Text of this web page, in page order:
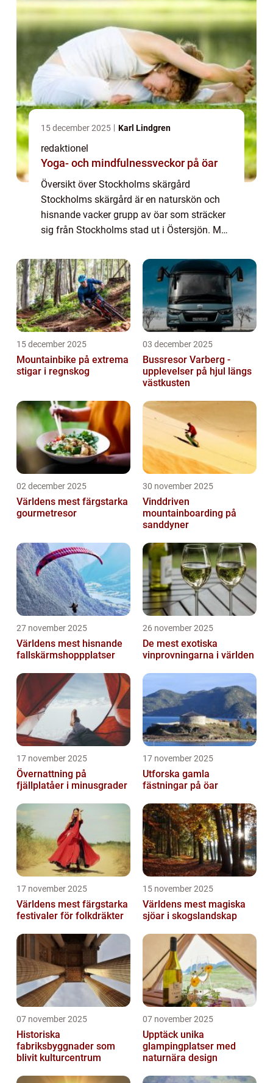
15 december 2025 Karl Lindgren
redaktionel
Yoga- och mindfulnessveckor på öar
Översikt över Stockholms skärgård
Stockholms skärgård är en naturskön och
hisnande vacker grupp av öar som sträcker
sig från Stockholms stad ut i Östersjön. Med
skärgården en unik naturmiljö som har blivit
ett ...
15 december 2025
Mountainbike på extrema
stigar i regnskog
03 december 2025
Bussresor Varberg -
upplevelser på hjul längs
västkusten
02 december 2025
Världens mest färgstarka
gourmetresor
30 november 2025
Vinddriven
mountainboarding på
sanddyner
27 november 2025
Världens mest hisnande
fallskärmshoppplatser
26 november 2025
De mest exotiska
vinprovningarna i världen
17 november 2025
Övernattning på
fjällplatåer i minusgrader
17 november 2025
Utforska gamla
fästningar på öar
17 november 2025
Världens mest färgstarka
festivaler för folkdräkter
15 november 2025
Världens mest magiska
sjöar i skogslandskap
07 november 2025
Historiska
fabriksbyggnader som
blivit kulturcentrum
07 november 2025
Upptäck unika
glampingplatser med
naturnära design